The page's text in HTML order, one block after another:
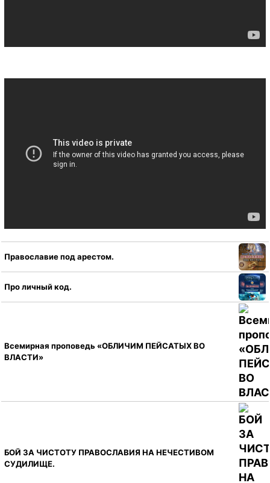
Православие под арестом.
Про личный код.
Всемирная проповедь «ОБЛИЧИМ ПЕЙСАТЫХ ВО
ВЛАСТИ»
БОЙ ЗА ЧИСТОТУ ПРАВОСЛАВИЯ НА НЕЧЕСТИВОМ
СУДИЛИЩЕ.